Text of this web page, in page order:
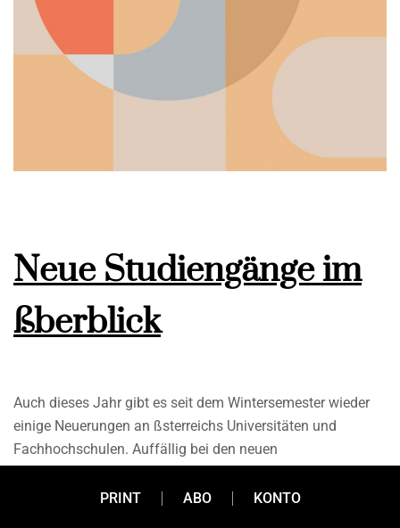
Neue Studiengänge im
ßberblick
Auch dieses Jahr gibt es seit dem Wintersemester wieder
einige Neuerungen an ßsterreichs Universitäten und
Fachhochschulen. Auffällig bei den neuen
ZukunftsthemenPRINT ABO KONTO